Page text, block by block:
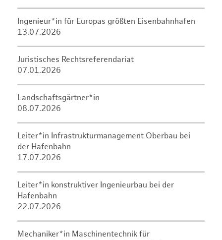
Ingenieur*in für Europas größten Eisenbahnhafen
13.07.2026
Juristisches Rechtsreferendariat
07.01.2026
Landschaftsgärtner*in
08.07.2026
Leiter*in Infrastrukturmanagement Oberbau bei
der Hafenbahn
17.07.2026
Leiter*in konstruktiver Ingenieurbau bei der
Hafenbahn
22.07.2026
Mechaniker*in Maschinentechnik für